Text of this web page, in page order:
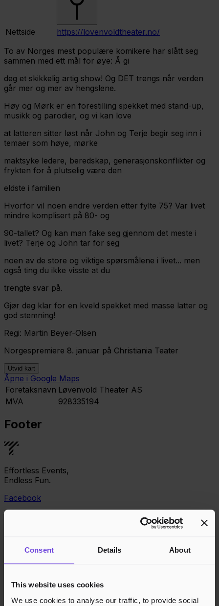
Consent Details About
This website uses cookies
We use cookies to analyse our traffic, to provide social
Nettside
https://lovenvoldtheater.no/
To av Norges mest populære komikere har slått seg
sammen med ett mål for øye: Å gi
deg et skikkelig artig show! Og DET trengs når verden
går mer og mer av hengslene.
Høy og Mørk er en forestilling spekket med stand-up,
musikk og parodier, og vi kan love
at latteren sitter løst når John og Terje begir seg inn i
temaer som høye, mørke
maktsyke ledere, beredskap, generasjonskonflikter og
frykten for å plutselig være den
eldste i familien
Hvorfor vil noen endre verden etter fylte 75? Var livet
mindre komplisert på 80- og
90-tallet? Og kan man fake seg gjennom det meste i
livet? Terje og John tar for seg
noen av de store og viktige spørsmålene i livet... men
også ting du ikke visste at du
trengte svar på.
Gjør deg klar for en kveld spekket med masse latter og
god stemning!
Regi: Martin Beyer-Olsen
Norgespremiere 8. januar på Christiania Teater
Utvid kart
Åpne i Google Maps
Foretaksnavn Løvenvold Theater AS
MVA
928335194
Footer
Effortless Events,
Endless Fun.
Facebook